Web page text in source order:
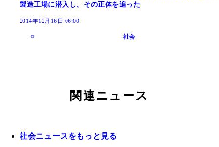
製造工場に潜入し、その正体を追った
2014年12月16日 06:00
社会
関連ニュース
社会ニュースをもっと見る